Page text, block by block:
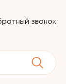
звонок